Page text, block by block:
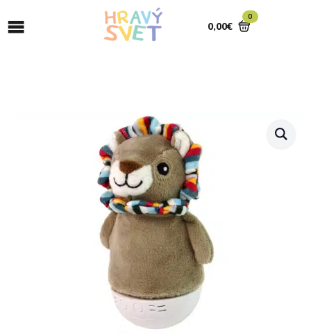
0,00€
0